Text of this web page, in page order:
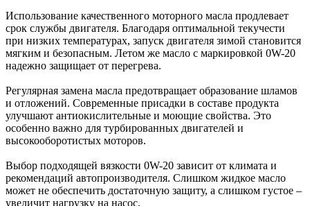
Использование качественного моторного масла продлевает
срок службы двигателя. Благодаря оптимальной текучести
при низких температурах, запуск двигателя зимой становится
мягким и безопасным. Летом же масло с маркировкой 0W-20
надежно защищает от перегрева.
Регулярная замена масла предотвращает образование шламов
и отложений. Современные присадки в составе продукта
улучшают антиокислительные и моющие свойства. Это
особенно важно для турбированных двигателей и
высокооборотистых моторов.
Выбор подходящей вязкости 0W-20 зависит от климата и
рекомендаций автопроизводителя. Слишком жидкое масло
может не обеспечить достаточную защиту, а слишком густое –
увеличит нагрузку на насос.